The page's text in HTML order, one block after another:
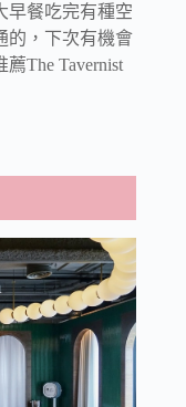
早餐吃完有種空
的，下次有機會
The Tavernist